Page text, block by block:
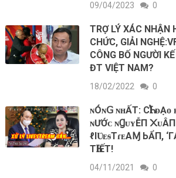
09/04/2023 0
TRỢ LÝ XÁC NHẬN
CHỨC, GIẢI
CÔNG BỐ NGƯỜI
ĐT VIỆT NAM?
18/02/2022 0
ɴÓɴ𝖦 ɴʜẤТ: СҺꞮ̉ ᴆẠᴏ
ɴƯỚᴄ ɴꞬᴜʏỄП ᙭ᴜÂП
ℓΙƲᴇᵴТɾᴇΑⱮ ЬẨП,
ТҺꞮẾТ!
04/11/2021 0